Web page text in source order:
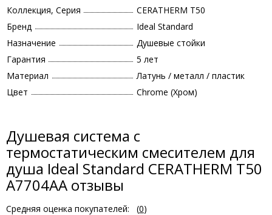
Коллекция, Серия
CERATHERM T50
Бренд
Ideal Standard
Назначение
Душевые стойки
Гарантия
5 лет
Материал
Латунь / металл / пластик
Цвет
Chrome (Хром)
Душевая система с
термостатическим смесителем для
душа Ideal Standard CERATHERM T50
A7704AA отзывы
Средняя оценка покупателей: (0)